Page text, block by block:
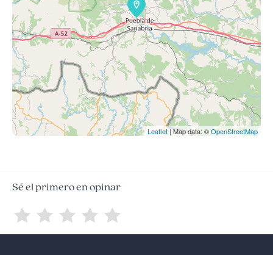
Leaflet| Map data: ©OpenStreetMap
Sé el primero en opinar